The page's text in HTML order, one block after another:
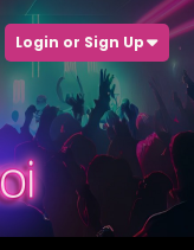
Login or Sign Up